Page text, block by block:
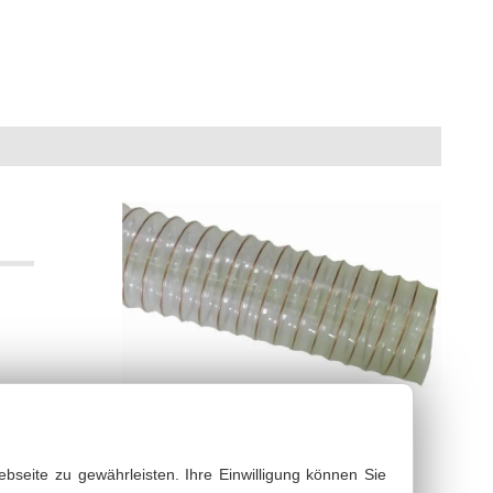
& Gebläseschläuche
zu gewährleisten. Ihre Einwilligung können Sie